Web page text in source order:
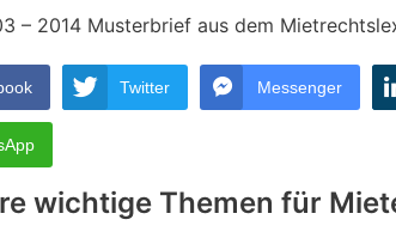
– 2014 Musterbrief aus dem
Twitter Messenger
wichtige Themen für